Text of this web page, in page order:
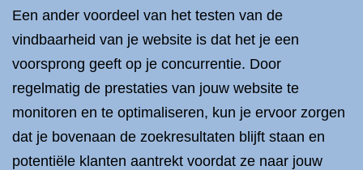
Een ander voordeel van het testen van de
vindbaarheid van je website is dat het je een
voorsprong geeft op je concurrentie. Door
regelmatig de prestaties van jouw website te
monitoren en te optimaliseren, kun je ervoor zorgen
dat je bovenaan de zoekresultaten blijft staan en
potentiële klanten aantrekt voordat ze naar jouw